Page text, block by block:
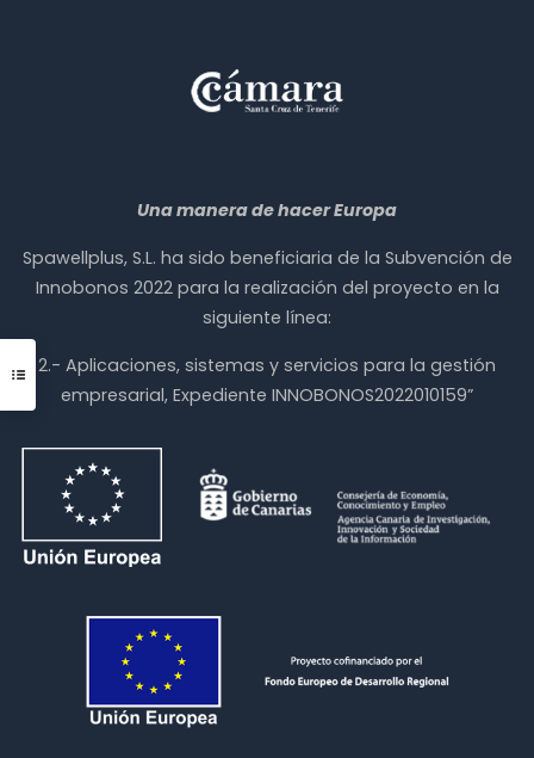
Una manera de hacer Europa
Spawellplus, S.L. ha sido beneficiaria de la Subvención de
Innobonos 2022 para la realización del proyecto en la
siguiente línea:
2.- Aplicaciones, sistemas y servicios para la gestión
empresarial, Expediente INNOBONOS2022010159”